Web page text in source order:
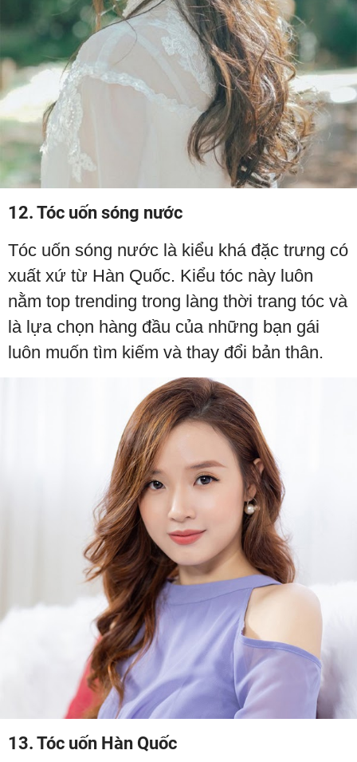
12. Tóc uốn sóng nước
Tóc uốn sóng nước là kiểu khá đặc trưng có
xuất xứ từ Hàn Quốc. Kiểu tóc này luôn
nằm top trending trong làng thời trang tóc và
là lựa chọn hàng đầu của những bạn gái
luôn muốn tìm kiếm và thay đổi bản thân.
13. Tóc uốn Hàn Quốc